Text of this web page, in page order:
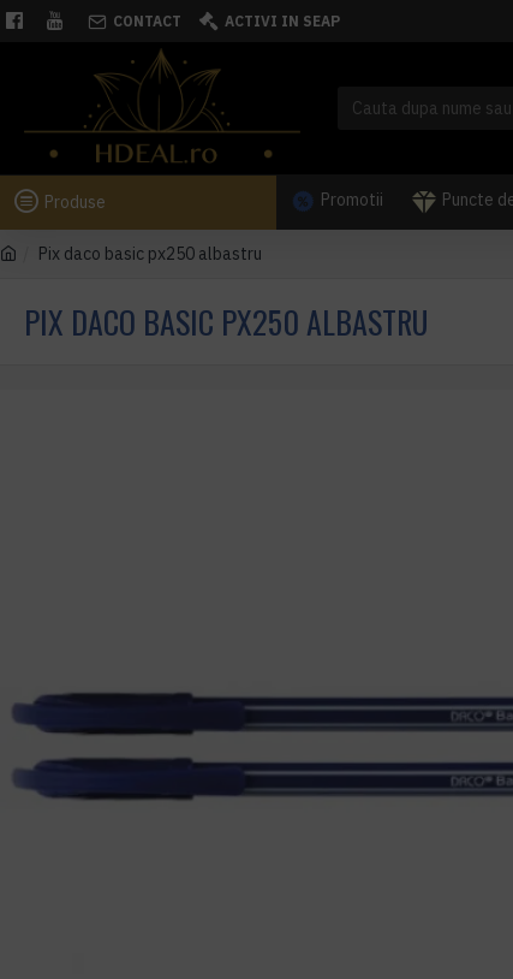
CONTACT ACTIVI IN SEAP
Produse Promotii Puncte
Pix daco basic px250 albastru
PIX DACO BASIC PX250 ALBASTRU